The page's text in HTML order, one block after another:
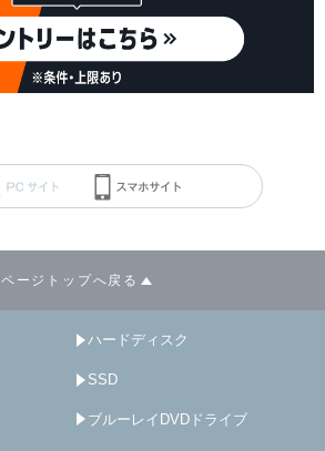
ページトップへ戻る
ハードディスク
SSD
ブルーレイDVDドライブ